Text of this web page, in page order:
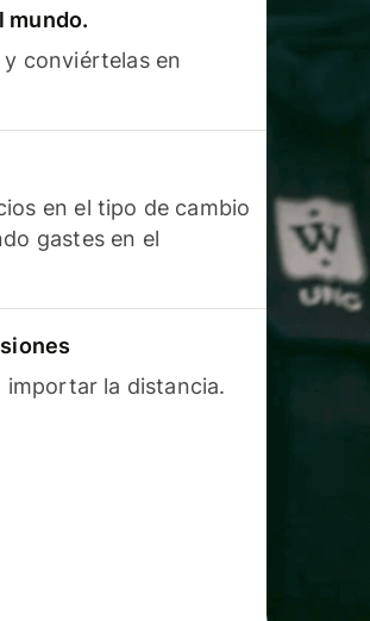
mundo.
conviértelas en
en el tipo de cambio
gastes en el
importar la distancia.